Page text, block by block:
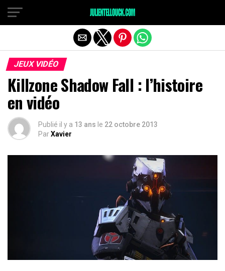
JEUX VIDÉO
Killzone Shadow Fall : l’histoire
en vidéo
Publié il y a 13 ans le 22 octobre 2013
ParXavier